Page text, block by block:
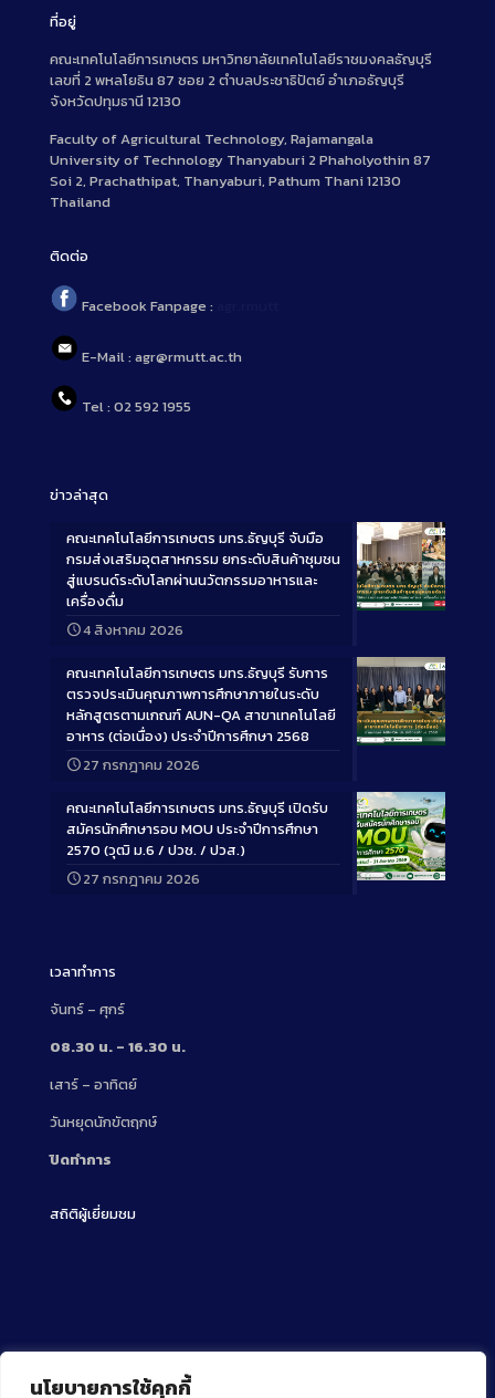
นโยบายการใช้คุกกี้
ที่อยู่
คณะเทคโนโลยีการเกษตร มหาวิทยาลัยเทคโนโลยีราชมงคลธัญบุรี
เลขที่ 2 พหลโยธิน 87 ซอย 2 ตำบลประชาธิปัตย์ อำเภอธัญบุรี
จังหวัดปทุมธานี 12130
Faculty of Agricultural Technology, Rajamangala
University of Technology Thanyaburi 2 Phaholyothin 87
Soi 2, Prachathipat, Thanyaburi, Pathum Thani 12130
Thailand
ติดต่อ
Facebook Fanpage :
E-Mail : agr@rmutt.ac.th
Tel : 02 592 1955
ข่าวล่าสุด
Long
คณะเทคโนโลยีการเกษตร มทร.ธัญบุรี จับมือ
กรมส่งเสริมอุตสาหกรรม ยกระดับสินค้าชุมชน
สู่แบรนด์ระดับโลกผ่านนวัตกรรมอาหารและ
เครื่องดื่ม
4 สิงหาคม 2026
Long
คณะเทคโนโลยีการเกษตร มทร.ธัญบุรี รับการ
ตรวจประเมินคุณภาพการศึกษาภายในระดับ
หลักสูตรตามเกณฑ์ AUN-QA สาขาเทคโนโลยี
อาหาร (ต่อเนื่อง) ประจำปีการศึกษา 2568
27 กรกฎาคม 2026
Long
คณะเทคโนโลยีการเกษตร มทร.ธัญบุรี เปิดรับ
สมัครนักศึกษารอบ MOU ประจำปีการศึกษา
2570 (วุฒิ ม.6 / ปวช. / ปวส.)
27 กรกฎาคม 2026
เวลาทำการ
จันทร์ – ศุกร์
08.30 น. – 16.30 น.
เสาร์ – อาทิตย์
วันหยุดนักขัตฤกษ์
ปิดทำการ
สถิติผู้เยี่ยมชม